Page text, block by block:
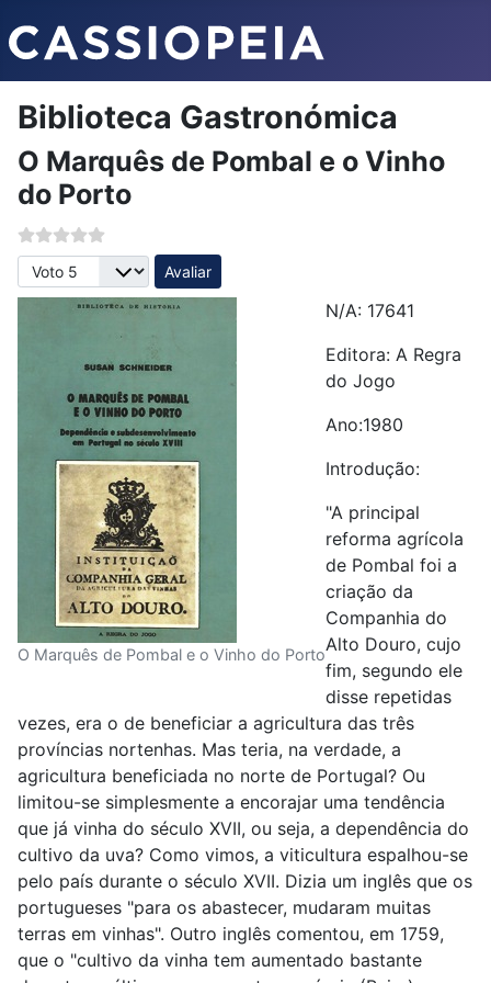
Biblioteca Gastronómica
O Marquês de Pombal e o Vinho
do Porto
Avalie, por favor
O Marquês de Pombal e o Vinho do Porto
N/A: 17641
Editora: A Regra
do Jogo
Ano:1980
Introdução:
"A principal
reforma agrícola
de Pombal foi a
criação da
Companhia do
Alto Douro, cujo
fim, segundo ele
disse repetidas
vezes, era o de beneficiar a agricultura das três
províncias nortenhas. Mas teria, na verdade, a
agricultura beneficiada no norte de Portugal? Ou
limitou-se simplesmente a encorajar uma tendência
que já vinha do século XVII, ou seja, a dependência do
cultivo da uva? Como vimos, a viticultura espalhou-se
pelo país durante o século XVII. Dizia um inglês que os
portugueses "para os abastecer, mudaram muitas
terras em vinhas". Outro inglês comentou, em 1759,
que o "cultivo da vinha tem aumentado bastante